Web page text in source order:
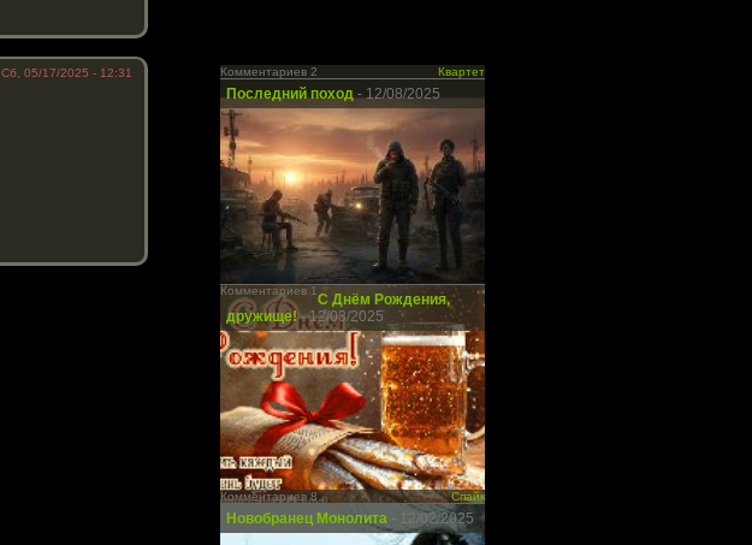
Сб, 05/17/2025 - 12:31 Комментариев 2 Квартет
Последний поход- 12/08/2025
Комментариев 1
С Днём Рождения,
дружище!- 12/03/2025
Комментариев 8 Спайк
Новобранец Монолита - 12/02/2025